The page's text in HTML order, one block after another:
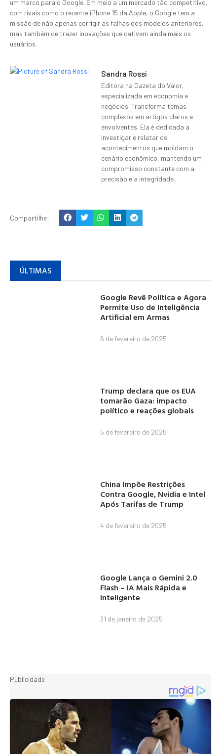
um marco para o Google. Em meio a um mercado tão competitivo,
com rivais como o recente iPhone 15 da Apple, o Google tem a
missão de não apenas corrigir as falhas dos modelos anteriores,
mas também de trazer inovações que cativem ainda mais os
usuários.
Sandra Rossi
Editora na Gazeta do Valor,
especializada em economia e
negócios. Transforma temas
complexos em artigos claros e
envolventes. Ela é dedicada a
investigar e relatar os
acontecimentos que moldam o
cenário econômico, mantendo um
compromisso constante com a
precisão e a integridade.
Compartilhe:
ÚLTIMAS
Google Revê Política e Agora
Permite Uso de Inteligência
Artificial em Armas
6 de fevereiro de 2025
Trump declara que os EUA
tomarão Gaza: impacto
político e reações globais
5 de fevereiro de 2025
China Impõe Restrições
Contra Google, Nvidia e Intel
Após Tarifas de Trump
4 de fevereiro de 2025
Google Lança o Gemini 2.0
Flash – IA Mais Rápida e
Inteligente
31 de janeiro de 2025
Publicidade